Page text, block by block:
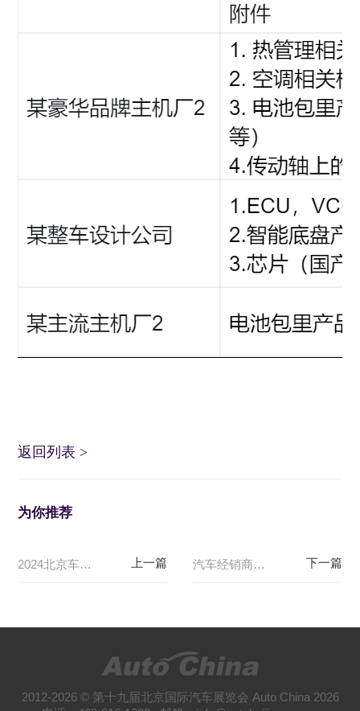
返回列表 >
为你推荐
2024北京车展顺义馆E1 汽⻋经销商盈利能力提升发展论坛暨国际交流会
2012-2026 © 第十九届北京国际汽车展览会 Auto China 2026